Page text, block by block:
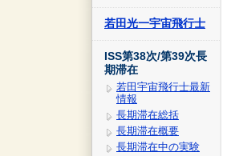
若田光一宇宙飛行士
ISS第38次/第39次長
期滞在
若田宇宙飛行士最新
情報
長期滞在総括
長期滞在概要
長期滞在中の実験